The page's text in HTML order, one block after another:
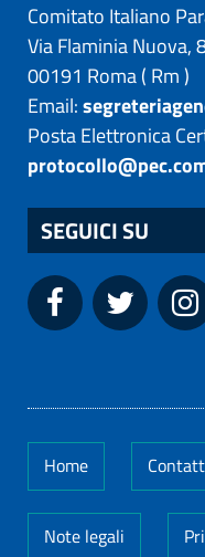
Comitato Italiano
Via Flaminia Nuova,
00191 Roma( Rm)
Email:
Posta Elettronica
SEGUICI SU
Home
Note legali